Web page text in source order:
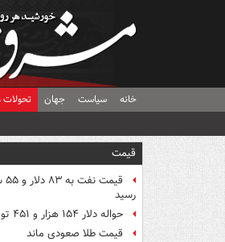
خانه سیاست جهان
قیمت
رسید
حواله دلار ۱۵۴ هزار و ۴۵۱ تومان شد
قیمت طلا صعودی ماند